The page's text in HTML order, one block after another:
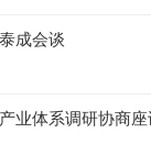
成会谈
业体系调研协商座